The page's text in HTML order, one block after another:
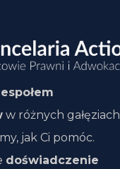
w różnych gałęziach
jak Ci pomóc.
doświadczenie